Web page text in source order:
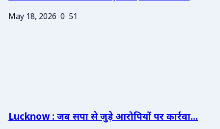
May 18, 2026 0 51
Lucknow : जब सपा से जुड़े आरोपियों पर कार्रवा...